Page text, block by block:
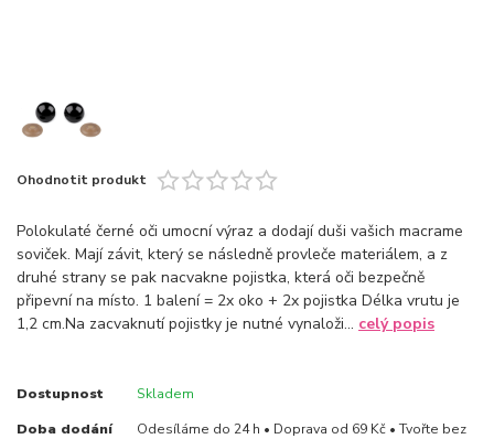
Ohodnotit produkt
Polokulaté černé oči umocní výraz a dodají duši vašich macrame
soviček. Mají závit, který se následně provleče materiálem, a z
druhé strany se pak nacvakne pojistka, která oči bezpečně
připevní na místo. 1 balení = 2x oko + 2x pojistka Délka vrutu je
1,2 cm.Na zacvaknutí pojistky je nutné vynaloži... celý popis
Dostupnost Skladem
Doba dodání
Odesíláme do 24 h • Doprava od 69 Kč • Tvořte bez